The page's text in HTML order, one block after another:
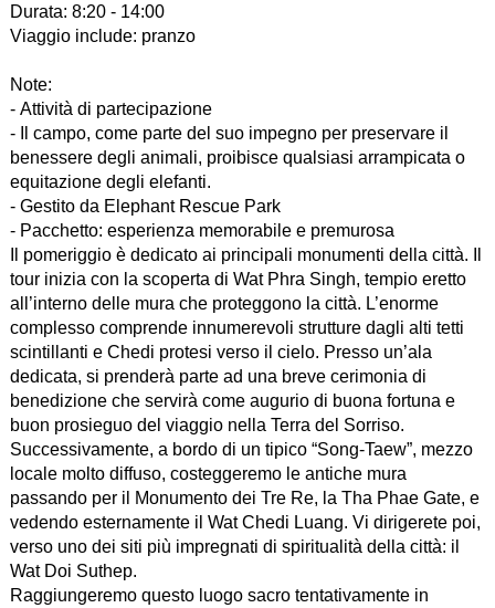
Durata: 8:20 - 14:00
Viaggio include: pranzo
Note:
- Attività di partecipazione
- Il campo, come parte del suo impegno per preservare il
benessere degli animali, proibisce qualsiasi arrampicata o
equitazione degli elefanti.
- Gestito da Elephant Rescue Park
- Pacchetto: esperienza memorabile e premurosa
Il pomeriggio è dedicato ai principali monumenti della città. Il
tour inizia con la scoperta di Wat Phra Singh, tempio eretto
all’interno delle mura che proteggono la città. L’enorme
complesso comprende innumerevoli strutture dagli alti tetti
scintillanti e Chedi protesi verso il cielo. Presso un’ala
dedicata, si prenderà parte ad una breve cerimonia di
benedizione che servirà come augurio di buona fortuna e
buon prosieguo del viaggio nella Terra del Sorriso.
Successivamente, a bordo di un tipico “Song-Taew”, mezzo
locale molto diffuso, costeggeremo le antiche mura
passando per il Monumento dei Tre Re, la Tha Phae Gate, e
vedendo esternamente il Wat Chedi Luang. Vi dirigerete poi,
verso uno dei siti più impregnati di spiritualità della città: il
Wat Doi Suthep.
Raggiungeremo questo luogo sacro tentativamente in